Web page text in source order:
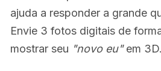
ajuda a responder a grande
Envie 3 fotos digitais de
mostrar seu "novo eu"em 3D.